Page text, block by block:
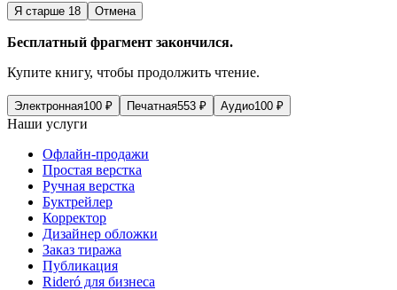
Я старше 18 Отмена
Бесплатный фрагмент закончился.
Купите книгу, чтобы продолжить чтение.
Электронная100 ₽ Печатная553 ₽ Аудио100 ₽
Наши услуги
Офлайн-продажи
Простая верстка
Ручная верстка
Буктрейлер
Корректор
Дизайнер обложки
Заказ тиража
Публикация
Rideró для бизнеса